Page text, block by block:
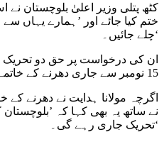
کٹھ پتلی وزیر اعلیٰ بلوچستان
ختم کیا جائے اور ’ہمارے یہاں
چلے جائیں۔‘
ان کی درخواست پر حق دو تحریک
15 نومبر سے جاری دھرنے کے خاتمے کا اعلان کیا۔
اگرچہ مولانا ہدایت نے دھرنے کے
نے ساتھ یہ بھی کہا کہ
تحریک جاری رہے گی۔‘